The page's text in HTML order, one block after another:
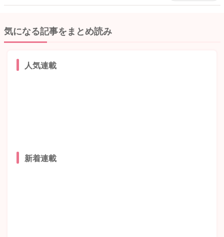
気になる記事をまとめ読み
人気連載
新着連載